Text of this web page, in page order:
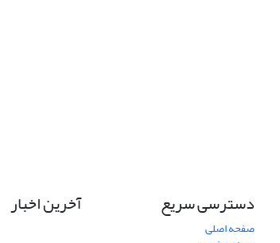
دسترسی سریع
صفحه اصلی
آخرین اخبار